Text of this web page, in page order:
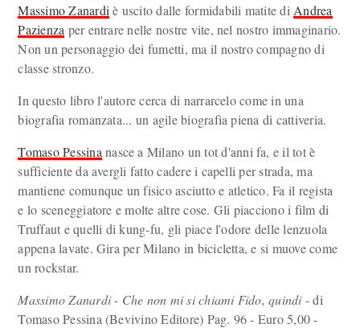
Massimo Zanardi è uscito dalle formidabili matite di Andrea
Pazienza per entrare nelle nostre vite, nel nostro immaginario.
Non un personaggio dei fumetti, ma il nostro compagno di
classe stronzo.
In questo libro l'autore cerca di narrarcelo come in una
biografia romanzata... un agile biografia piena di cattiveria.
Tomaso Pessina nasce a Milano un tot d'anni fa, e il tot è
sufficiente da avergli fatto cadere i capelli per strada, ma
mantiene comunque un fisico asciutto e atletico. Fa il regista
e lo sceneggiatore e molte altre cose. Gli piacciono i film di
Truffaut e quelli di kung-fu, gli piace l'odore delle lenzuola
appena lavate. Gira per Milano in bicicletta, e si muove come
un rockstar.
Massimo Zanardi - Che non mi si chiami Fido, quindi- di
Tomaso Pessina (Bevivino Editore) Pag. 96 - Euro 5,00 -